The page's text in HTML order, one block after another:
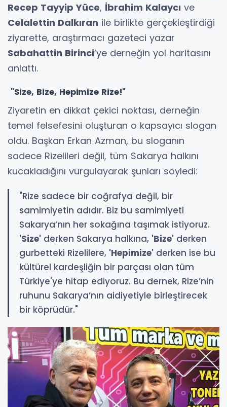
Recep Tayyip Yüce, İbrahim Kalaycı ve
Celalettin Dalkıran ile birlikte gerçekleştirdiği
ziyarette, araştırmacı gazeteci yazar
Sabahattin Birinci’ye derneğin yol haritasını
anlattı.
"Size, Bize, Hepimize Rize!"
Ziyaretin en dikkat çekici noktası, derneğin
temel felsefesini oluşturan o kapsayıcı slogan
oldu. Başkan Erkan Azman, bu sloganın
sadece Rizelileri değil, tüm Sakarya halkını
kucakladığını vurgulayarak şunları söyledi:
"Rize sadece bir coğrafya değil, bir
samimiyetin adıdır. Biz bu samimiyeti
Sakarya’nın her sokağına taşımak istiyoruz.
'Size' derken Sakarya halkına, 'Bize' derken
gurbetteki Rizelilere, 'Hepimize' derken ise bu
kültürel kardeşliğin bir parçası olan tüm
Türkiye'ye hitap ediyoruz. Bu dernek, Rize’nin
ruhunu Sakarya’nın aidiyetiyle birleştirecek
bir köprüdür."